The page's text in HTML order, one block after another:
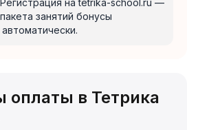
Регистрация на tetrika-school.ru —
занятий бонусы
оплаты в Тетрика